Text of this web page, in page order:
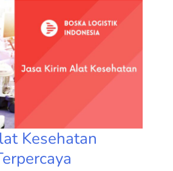
Kesehatan